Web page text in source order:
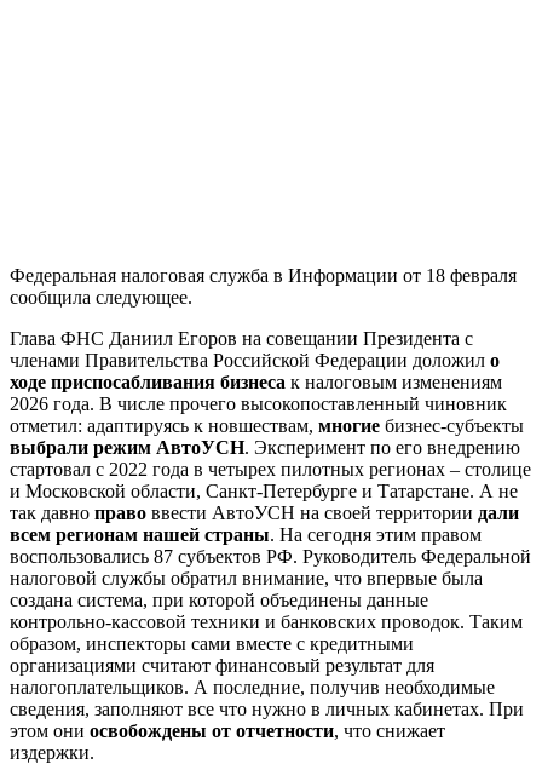
Федеральная налоговая служба в Информации от 18 февраля
сообщила следующее.
Глава ФНС Даниил Егоров на совещании Президента с
членами Правительства Российской Федерации доложил о
ходе приспосабливания бизнеса к налоговым изменениям
2026 года. В числе прочего высокопоставленный чиновник
отметил: адаптируясь к новшествам, многие бизнес-субъекты
выбрали режим АвтоУСН. Эксперимент по его внедрению
стартовал с 2022 года в четырех пилотных регионах – столице
и Московской области, Санкт-Петербурге и Татарстане. А не
так давно право ввести АвтоУСН на своей территории дали
всем регионам нашей страны. На сегодня этим правом
воспользовались 87 субъектов РФ. Руководитель Федеральной
налоговой службы обратил внимание, что впервые была
создана система, при которой объединены данные
контрольно-кассовой техники и банковских проводок. Таким
образом, инспекторы сами вместе с кредитными
организациями считают финансовый результат для
налогоплательщиков. А последние, получив необходимые
сведения, заполняют все что нужно в личных кабинетах. При
этом они освобождены от отчетности, что снижает
издержки.